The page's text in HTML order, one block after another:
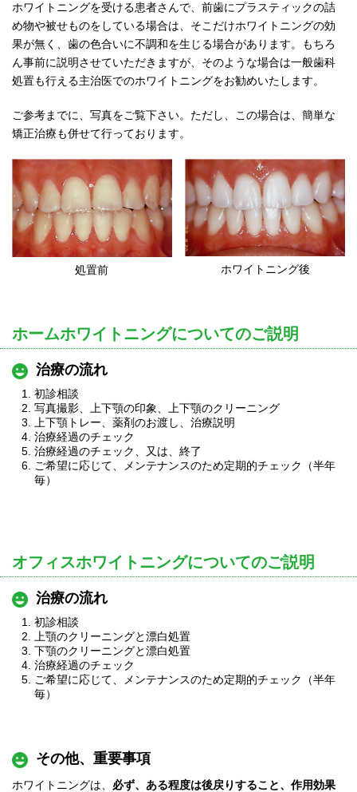
ホワイトニングを受ける患者さんで、前歯にプラスティックの詰
め物や被せものをしている場合は、そこだけホワイトニングの効
果が無く、歯の色合いに不調和を生じる場合があります。もちろ
ん事前に説明させていただきますが、そのような場合は一般歯科
処置も行える主治医でのホワイトニングをお勧めいたします。
ご参考までに、写真をご覧下さい。ただし、この場合は、簡単な
矯正治療も併せて行っております。
処置前 ホワイトニング後
ホームホワイトニングについてのご説明
治療の流れ
初診相談
写真撮影、上下顎の印象、上下顎のクリーニング
上下顎トレー、薬剤のお渡し、治療説明
治療経過のチェック
治療経過のチェック、又は、終了
ご希望に応じて、メンテナンスのため定期的チェック（半年
毎）
オフィスホワイトニングについてのご説明
治療の流れ
初診相談
上顎のクリーニングと漂白処置
下顎のクリーニングと漂白処置
治療経過のチェック
ご希望に応じて、メンテナンスのため定期的チェック（半年
毎）
その他、重要事項
ホワイトニングは、 必ず、ある程度は後戻りすること、作用効果